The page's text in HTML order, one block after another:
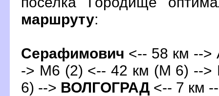
маршруту:
Серафимович <-- 58 км -->
-> М6 (2) <-- 42 км (М 6) -->
6) --> ОЛГОГРАД <-- 7 км